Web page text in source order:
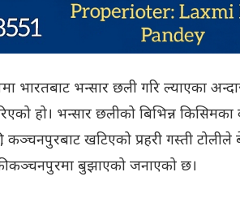
भारतबाट भन्सार छली गरि ल्याएका
हो। भन्सार छलीको बिभिन्न
कञ्चनपुरबाट खटिएको प्रहरी गस्ती
कञ्चनपुरमा बुझाएको जनाएको छ।